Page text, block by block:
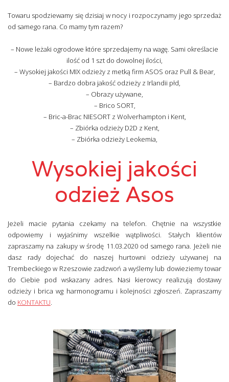
Towaru spodziewamy się dzisiaj w nocy i rozpoczynamy jego sprzedaż
od samego rana. Co mamy tym razem?
– Nowe leżaki ogrodowe które sprzedajemy na wagę. Sami określacie
ilość od 1 szt do dowolnej ilości,
– Wysokiej jakości MIX odzieży z metką firm ASOS oraz Pull & Bear,
– Bardzo dobra jakość odzieży z Irlandii płd,
– Obrazy używane,
– Brico SORT,
– Bric-a-Brac NIESORT z Wolverhampton i Kent,
– Zbiórka odzieży D2D z Kent,
– Zbiórka odzieży Leokemia,
Wysokiej jakości
odzież Asos
Jeżeli macie pytania czekamy na telefon. Chętnie na wszystkie
odpowiemy i wyjaśnimy wszelkie wątpliwości. Stałych klientów
zapraszamy na zakupy w środę 11.03.2020 od samego rana. Jeżeli nie
dasz rady dojechać do naszej hurtowni odzieży używanej na
Trembeckiego w Rzeszowie zadzwoń a wyślemy lub dowieziemy towar
do Ciebie pod wskazany adres. Nasi kierowcy realizują dostawy
odzieży i brica wg harmonogramu i kolejności zgłoszeń. Zapraszamy
do KONTAKTU.